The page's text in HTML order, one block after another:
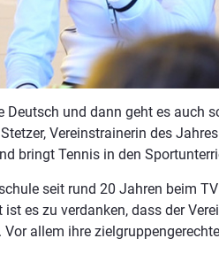
Deutsch und dann geht es auch
Vereinstrainerin des
bringt Tennis in den
seit rund 20 Jahren beim
es zu verdanken, dass der
allem ihre